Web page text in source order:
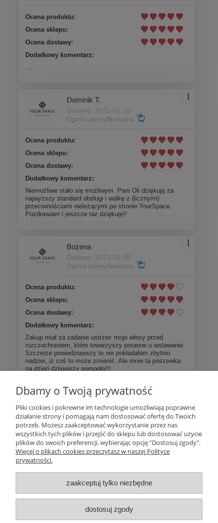
Ocena produktu:
Ocena sklepu:
Ocena dostawy:
Dodatkowy komentarz:
.....
Dominik T.
Dodano: 2021-01-10
Opinia zweryfikowana
Ocena produktu:
Ocena sklepu:
Ocena dostawy:
Dodatkowy komentarz:
Niemożliwe stało się możliwym. Pani Oli dziękuję za
najwyższy standard obsługi i walkę z (licznymi)
przeciwnościami nieleżącymi po stronie YourSpace.
Pozdrawiam i jeszcze raz dziękuję!!
Bożena
Dodano: 2021-01-09
Opinia zweryfikowana
Ocena produktu:
Ocena sklepu:
Ocena dostawy:
Dodatkowy komentarz:
Zakup miał za zadanie ustrzec moje włosy przed
rozczochraniem, które towarzyszy poranne u wstawanie.
Szczerze powiedziawszy to nie pokładałam zbytnio
nadziei, iż coś to może zmienić. Ale mnie ta poszewka
na dzień dzisiejszy pomogła!!!
Więcej opinii
Pomoc
Moje konto
Płatności i dostawa
Informacje
Dbamy o Twoją prywatność
Pliki cookies i pokrewne im technologie umożliwiają poprawne
działanie strony i pomagają nam dostosować ofertę do Twoich
potrzeb. Możesz zaakceptować wykorzystanie przez nas
wszystkich tych plików i przejść do sklepu lub dostosować użycie
plików do swoich preferencji, wybierając opcję "Dostosuj zgody".
Więcej o plikach cookies przeczytasz w naszej Polityce
prywatności.
zaakceptuj tylko niezbędne
dostosuj zgody